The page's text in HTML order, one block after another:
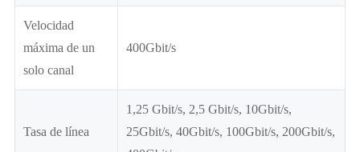
Velocidad
máxima de un
solo canal
400Gbit/s
Tasa de línea
1,25 Gbit/s, 2,5 Gbit/s, 10Gbit/s,
25Gbit/s, 40Gbit/s, 100Gbit/s, 200Gbit/s,